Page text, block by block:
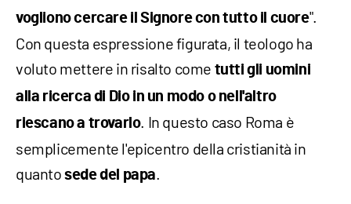
vogliono cercare il Signore con tutto il cuore".
Con questa espressione figurata, il teologo ha
voluto mettere in risalto come tutti gli uomini
alla ricerca di Dio in un modo o nell'altro
riescano a trovarlo. In questo caso Roma è
semplicemente l'epicentro della cristianità in
quantosede del papa